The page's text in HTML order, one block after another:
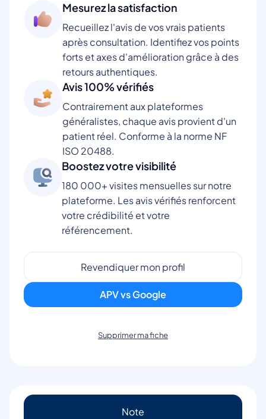
Mesurez la satisfaction
Recueillez l'avis de vos vrais patients
après consultation. Identifiez vos points
forts et axes d'amélioration grâce à des
retours authentiques.
Avis 100% vérifiés
Contrairement aux plateformes
généralistes, chaque avis provient d'un
patient réel. Conforme à la norme NF
ISO 20488.
Boostez votre visibilité
180 000+ visites mensuelles sur notre
plateforme. Les avis vérifiés renforcent
votre crédibilité et votre
référencement.
Revendiquer mon profil
APV vs Google
Supprimer ma fiche
Note